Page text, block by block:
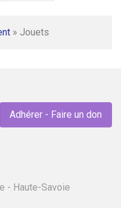
» Jouets
Adhérer - Faire un don
- Haute-Savoie